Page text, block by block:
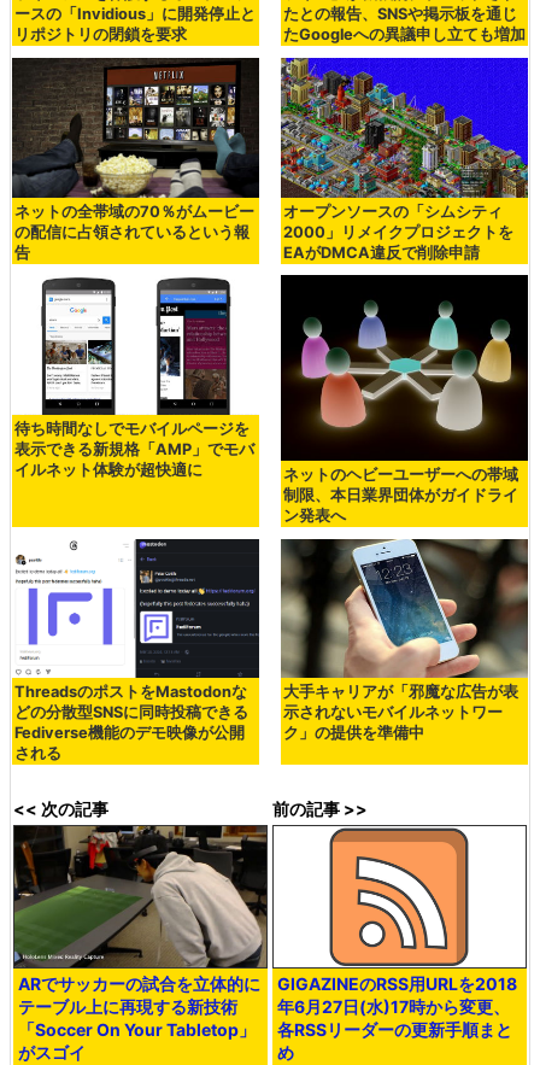
ースの「Invidious」に開発停止と
リポジトリの閉鎖を要求
たとの報告、SNSや掲示板を通じ
たGoogleへの異議申し立ても増加
ネットの全帯域の70％がムービー
の配信に占領されているという報
告
オープンソースの「シムシティ
2000」リメイクプロジェクトを
EAがDMCA違反で削除申請
待ち時間なしでモバイルページを
表示できる新規格「AMP」でモバ
イルネット体験が超快適に
ネットのヘビーユーザーへの帯域
制限、本日業界団体がガイドライ
ン発表へ
ThreadsのポストをMastodonな
どの分散型SNSに同時投稿できる
Fediverse機能のデモ映像が公開
される
大手キャリアが「邪魔な広告が表
示されないモバイルネットワー
ク」の提供を準備中
<< 次の記事
ARでサッカーの試合を立体的に
テーブル上に再現する新技術
「Soccer On Your Tabletop」
がスゴイ
前の記事 >>
GIGAZINEのRSS用URLを2018
年6月27日(水)17時から変更、
各RSSリーダーの更新手順まと
め